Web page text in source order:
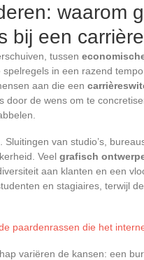
waarom
bij een
tussen
spelregels in een razend
aan die een
door de wens om te
van studio’s,
Veel grafisch
aan klanten en een
en stagiaires, terwijl
paardenrassen die het
variëren de kansen: een